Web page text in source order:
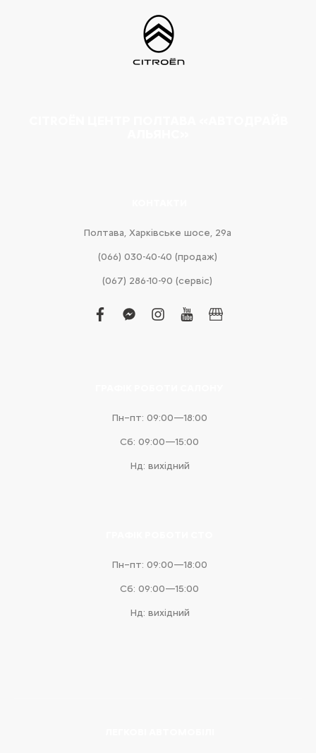
Полтава, Харківське шосе, 29а
(066) 030-40-40 (продаж)
(067) 286-10-90 (сервіс)
facebook
facebook-
instagram
youtubebusiness
Пн–пт: 09:00—18:00
Сб: 09:00—15:00
Нд: вихідний
Пн–пт: 09:00—18:00
Сб: 09:00—15:00
Нд: вихідний